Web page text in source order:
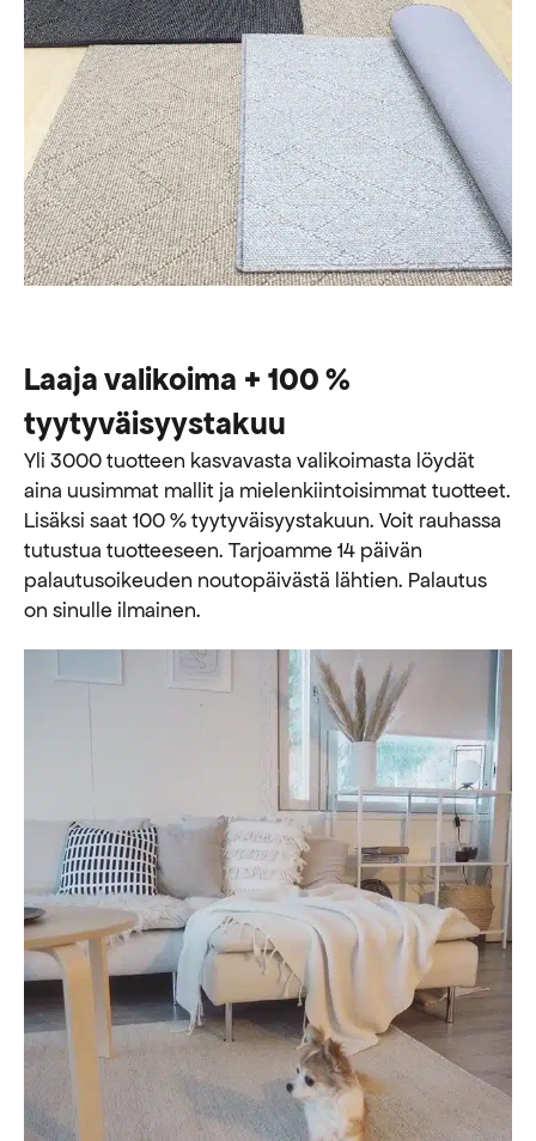
Laaja valikoima + 100 %
tyytyväisyystakuu
Yli 3000 tuotteen kasvavasta valikoimasta löydät
aina uusimmat mallit ja mielenkiintoisimmat tuotteet.
Lisäksi saat 100 % tyytyväisyystakuun. Voit rauhassa
tutustua tuotteeseen. Tarjoamme 14 päivän
palautusoikeuden noutopäivästä lähtien. Palautus
on sinulle ilmainen.